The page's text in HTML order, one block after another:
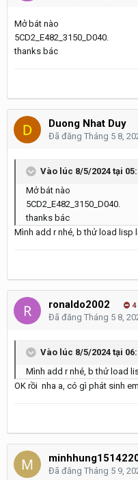
Mở bát nào
5CD2_E482_3150_D040.
thanks bác
Duong Nhat Duy
Đã đăng Tháng 5 8,
Vào lúc 8/5/2024 tại
Mở bát nào
5CD2_E482_3150_D040.
thanks bác
Mình add r nhé, b thử load lisp
ronaldo2002 4
Đã đăng Tháng 5 8,
Vào lúc 8/5/2024 tại
Mình add r nhé, b thử load
OK rồi nha a, có gì phát sinh
Đã đăng Tháng 5 9,